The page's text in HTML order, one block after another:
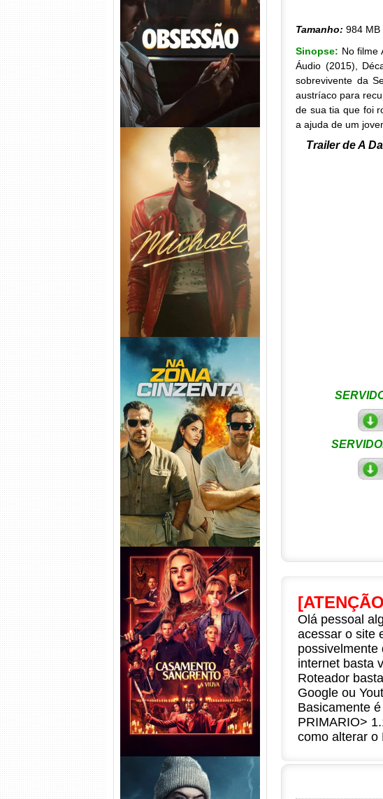
Tamanho: 984 MB
Sinopse: No filme
Áudio (2015),
sobrevivente da
austríaco para
de sua tia que foi
a ajuda de um
Trailer de A
Olá pessoal
acessar o site
possivelmente
internet basta
Roteador
Google ou
Basicamente
PRIMARIO>
como alterar o
Obsessão Torrent (2026)
WEB-DL 1080p/4K Dual
Áudio
Michael Torrent (2026) WEB-
DL 1080p/4K Dual Áudio
Na Zona Cinzenta Torrent
(2026) WEB-DL 1080p/4K
Dual Áudio
Casamento Sangrento: A
Viúva Torrent (2026) WEB-DL
720p/1080p/4K Dual Áudio